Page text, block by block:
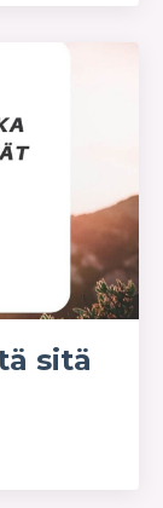
sitä